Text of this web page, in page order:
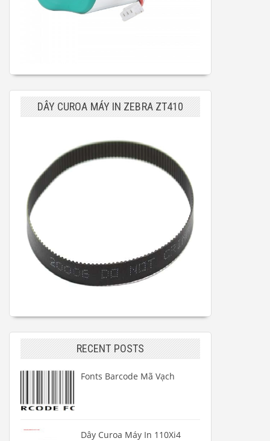
DÂY CUROA MÁY IN ZEBRA ZT410
RECENT POSTS
Fonts Barcode Mã Vạch
Dây Curoa Máy In 110Xi4